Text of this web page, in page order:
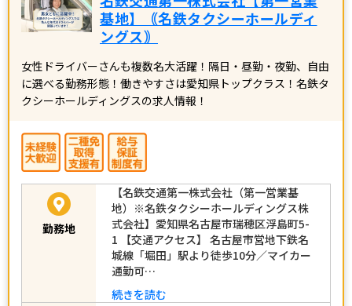
基地】｟名鉄タクシーホールディ
ングス｠
女性ドライバーさんも複数名大活躍！隔日・昼勤・夜勤、自由
に選べる勤務形態！働きやすさは愛知県トップクラス！名鉄タ
クシーホールディングスの求人情報！
勤務地
【名鉄交通第一株式会社（第一営業基
地）※名鉄タクシーホールディングス株
式会社】愛知県名古屋市瑞穂区浮島町5-
1 【交通アクセス】 名古屋市営地下鉄名
城線「堀田」駅より徒歩10分／マイカー
通勤可…
続きを読む